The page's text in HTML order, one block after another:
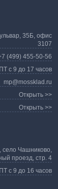
35Б, офис
3107
(499) 455-50-56
с 9 до 17 часов
mp@mossklad.ru
Открыть >>
Открыть >>
село Чашниково,
проезд, стр. 4
с 9 до 16 часов